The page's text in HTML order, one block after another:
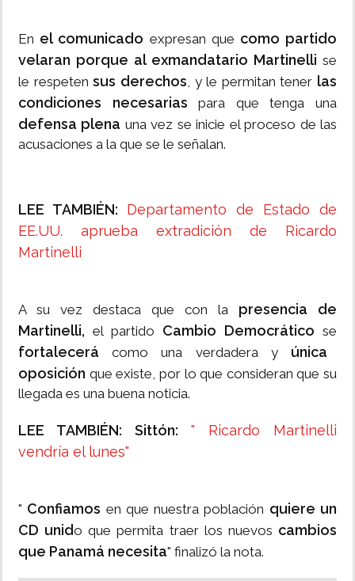
En el comunicado expresan que como partido
velaran porque al exmandatario Martinelli se
le respetensus derechos, y le permitan tener las
condiciones necesarias para que tenga una
defensa plena una vez se inicie el proceso de las
acusaciones a la que se le señalan.
LEE TAMBIÉN: Departamento de Estado de
EE.UU. aprueba extradición de Ricardo
Martinelli
A su vez destaca que con la presencia de
Martinelli, el partido Cambio Democrático se
fortalecerácomo una verdadera y única
oposición que existe, por lo que consideran que su
llegada es una buena noticia.
LEE TAMBIÉN: Sittón: " Ricardo Martinelli
vendría el lunes"
" Confiamos en que nuestra población quiere un
CD unido que permita traer los nuevos cambios
que Panamá necesita" finalizó la nota.